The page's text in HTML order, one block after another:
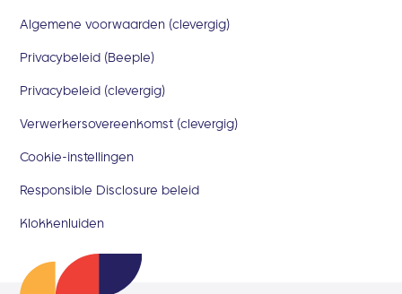
Algemene voorwaarden (clevergig)
Privacybeleid (Beeple)
Privacybeleid (clevergig)
Verwerkersovereenkomst (clevergig)
Cookie-instellingen
Responsible Disclosure beleid
Klokkenluiden